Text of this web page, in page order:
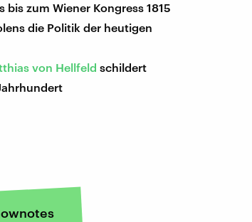
zum Wiener Kongress 1815
die Politik der heutigen
von Hellfeld schildert